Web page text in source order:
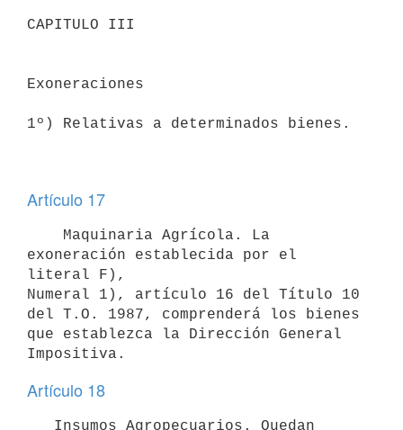
CAPITULO III
Exoneraciones
1º) Relativas a determinados bienes.
Artículo 17
exoneración establecida por el
literal F),
Numeral 1), artículo 16 del Título 10
del T.O. 1987, comprenderá los bienes
que establezca la Dirección General
Artículo 18